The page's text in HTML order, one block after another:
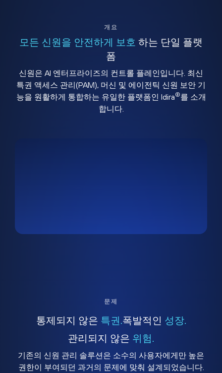
개요
모든 신원을 안전하게 보호 하는 단일 플랫
폼
신원은 AI 엔터프라이즈의 컨트롤 플레인입니다. 최신
특권 액세스 관리(PAM), 머신 및 에이전틱 신원 보안 기
능을 원활하게 통합하는 유일한 플랫폼인 Idira®를 소개
합니다.
문제
통제되지 않은 특권. 폭발적인 성장.
관리되지 않은 위험.
기존의 신원 관리 솔루션은 소수의 사용자에게만 높은
권한이 부여되던 과거의 문제에 맞춰 설계되었습니다.